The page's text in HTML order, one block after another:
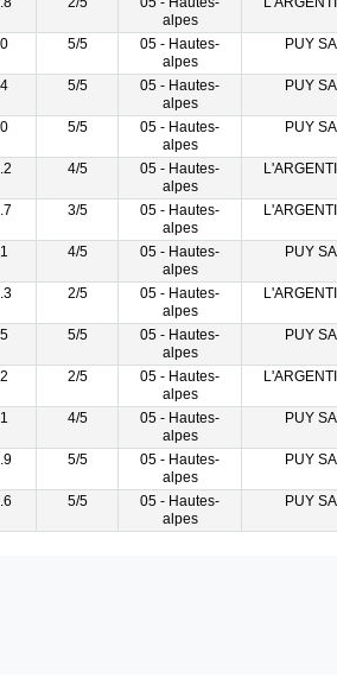
alpes
5/5
05 - Hautes-
alpes
PUY
5/5
05 - Hautes-
alpes
PUY
5/5
05 - Hautes-
alpes
PUY
4/5
05 - Hautes-
alpes
3/5
05 - Hautes-
alpes
4/5
05 - Hautes-
alpes
PUY
2/5
05 - Hautes-
alpes
5/5
05 - Hautes-
alpes
PUY
2/5
05 - Hautes-
alpes
4/5
05 - Hautes-
alpes
PUY
5/5
05 - Hautes-
alpes
PUY
5/5
05 - Hautes-
alpes
PUY